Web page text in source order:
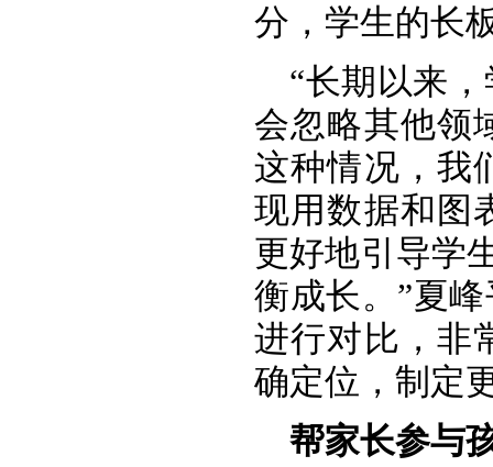
分，学生的长
“长期以来
会忽略其他领
这种情况，我
现用数据和图
更好地引导学
衡成长。”夏
进行对比，非
确定位，制定
帮家长参与